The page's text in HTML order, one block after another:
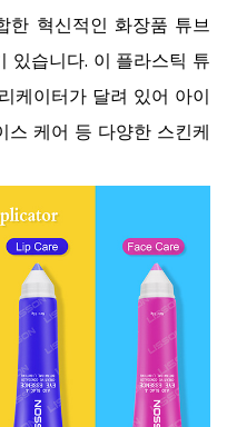
한 혁신적인 화장품 튜브
있습니다. 이 플라스틱 튜
케이터가 달려 있어 아이
스 케어 등 다양한 스킨케